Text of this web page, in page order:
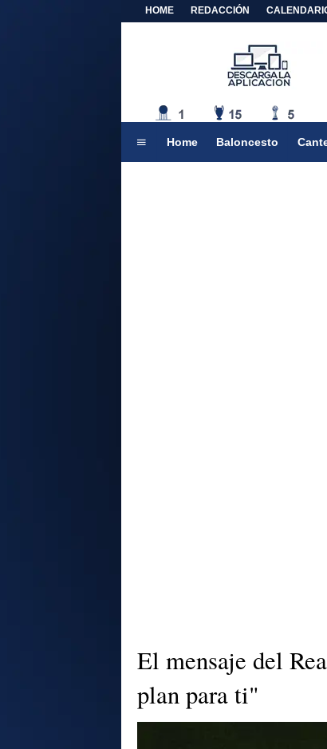
HOME REDACCIÓN
Home Baloncesto
El mensaje del
plan para ti"